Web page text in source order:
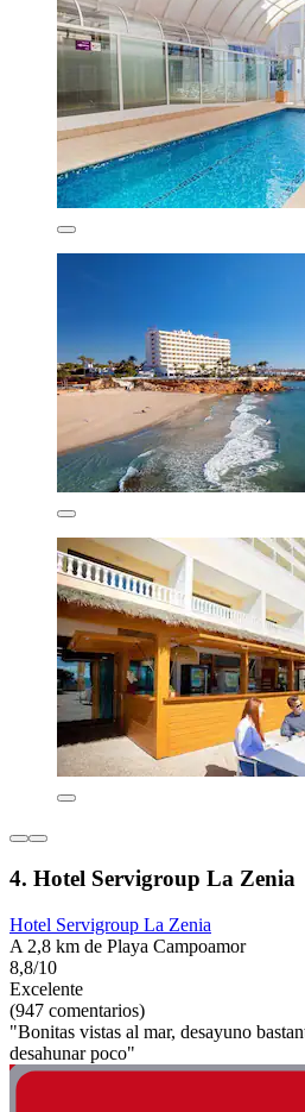
4. Hotel Servigroup La Zenia
Hotel Servigroup La Zenia
A 2,8 km de Playa Campoamor
8,8/10
Excelente
(947 comentarios)
"Bonitas vistas al mar, desayuno
desahunar poco"